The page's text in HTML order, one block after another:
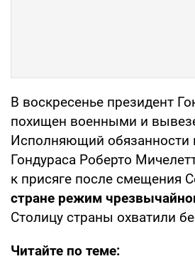
В воскресенье президент
похищен военными и
Исполняющий обязанности
Гондураса Роберто
к присяге после смещения
стране режим
Столицу страны охватили
Читайте по теме: